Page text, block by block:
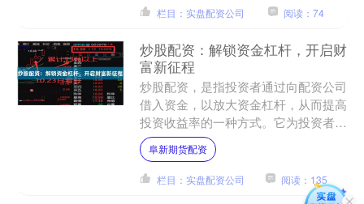
栏目：实盘配资公司 阅读：74
炒股配资：解锁资金杠杆，开启财
富新征程
炒股配资，是指投资者通过向配资公司
借入资金，以放大资金杠杆，从而提高
投资收益率的一种方式。它为投资者提
供了撬动更大资金的杠杆，开启财富新
征程。 **资金杠杆的优....
阜新期货配资
栏目：实盘配资公司 阅读：135